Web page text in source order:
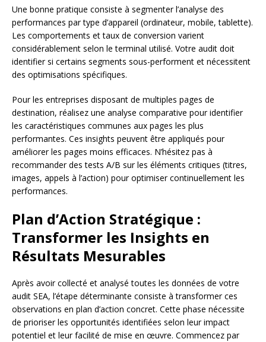
Une bonne pratique consiste à segmenter l’analyse des
performances par type d’appareil (ordinateur, mobile, tablette).
Les comportements et taux de conversion varient
considérablement selon le terminal utilisé. Votre audit doit
identifier si certains segments sous-performent et nécessitent
des optimisations spécifiques.
Pour les entreprises disposant de multiples pages de
destination, réalisez une analyse comparative pour identifier
les caractéristiques communes aux pages les plus
performantes. Ces insights peuvent être appliqués pour
améliorer les pages moins efficaces. N’hésitez pas à
recommander des tests A/B sur les éléments critiques (titres,
images, appels à l’action) pour optimiser continuellement les
performances.
Plan d’Action Stratégique :
Transformer les Insights en
Résultats Mesurables
Après avoir collecté et analysé toutes les données de votre
audit SEA, l’étape déterminante consiste à transformer ces
observations en plan d’action concret. Cette phase nécessite
de prioriser les opportunités identifiées selon leur impact
potentiel et leur facilité de mise en œuvre. Commencez par